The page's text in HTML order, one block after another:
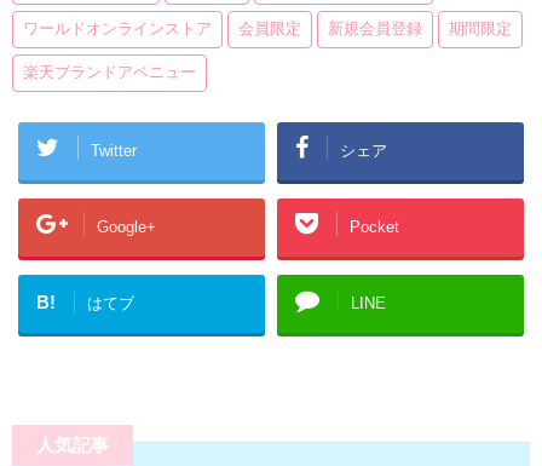
ワールドオンラインストア 会員限定 新規会員登録 期間限定
楽天ブランドアベニュー
Twitter シェア
Google+ Pocket
B! はてブ LINE
人気記事